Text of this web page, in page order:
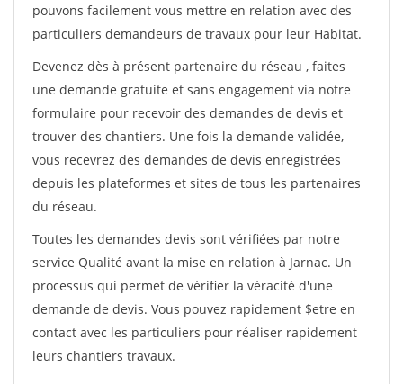
pouvons facilement vous mettre en relation avec des
particuliers demandeurs de travaux pour leur Habitat.
Devenez dès à présent partenaire du réseau , faites
une demande gratuite et sans engagement via notre
formulaire pour recevoir des demandes de devis et
trouver des chantiers. Une fois la demande validée,
vous recevrez des demandes de devis enregistrées
depuis les plateformes et sites de tous les partenaires
du réseau.
Toutes les demandes devis sont vérifiées par notre
service Qualité avant la mise en relation à Jarnac. Un
processus qui permet de vérifier la véracité d'une
demande de devis. Vous pouvez rapidement $etre en
contact avec les particuliers pour réaliser rapidement
leurs chantiers travaux.